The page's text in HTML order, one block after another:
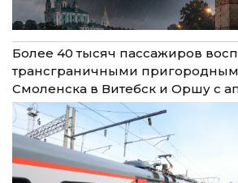
Более 40 тысяч пассажиров
трансграничными
Смоленска в Витебск и Оршу с